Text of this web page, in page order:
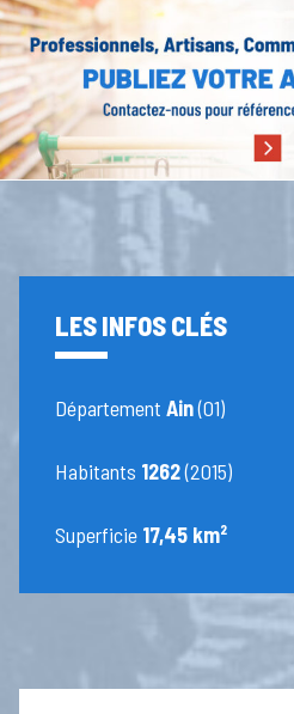
LES INFOS CLÉS
DépartementAin(01)
Habitants 1262(2015)
Superficie 17,45 km²